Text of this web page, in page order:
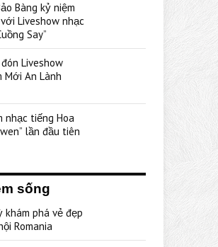
Bàng kỷ niệm
Liveshow nhạc
Say”
Liveshow
Mới An Lành
nhạc tiếng Hoa
lần đầu tiên
sống
khám phá vẻ đẹp
Romania